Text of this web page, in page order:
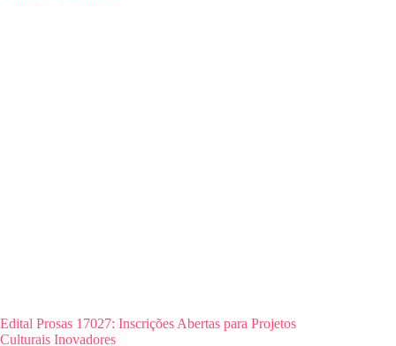
Edital Prosas 17027: Inscrições Abertas para Projetos
Culturais Inovadores